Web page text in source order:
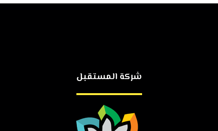
شركة المستقبل